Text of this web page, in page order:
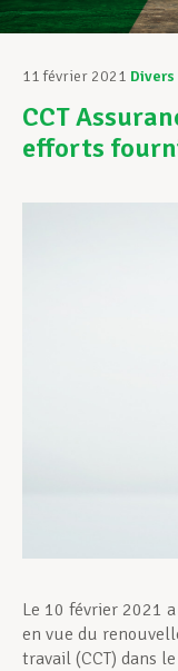
Vos droits
Devenir
11 février 2021 Divers
CCT
efforts
Le 10 février 2021
en vue du
travail (CCT) dans